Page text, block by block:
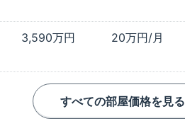
3,590万円 20万円/月
すべての部屋価格を見る